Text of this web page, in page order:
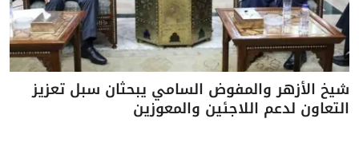
شيخ الأزهر والمفوض السامي يبحثان سبل تعزيز
التعاون لدعم اللاجئين والمعوزين